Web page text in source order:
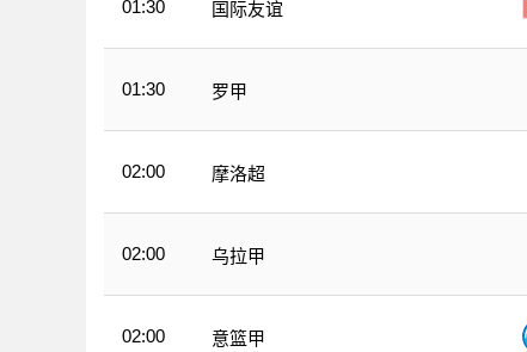
01:30 国际友谊
01:30 罗甲
02:00 摩洛超
02:00 乌拉甲
02:00 意篮甲